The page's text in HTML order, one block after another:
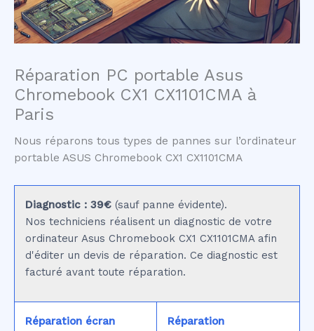
Réparation PC portable Asus
Chromebook CX1 CX1101CMA à
Paris
Nous réparons tous types de pannes sur l’ordinateur
portable ASUS Chromebook CX1 CX1101CMA
Diagnostic : 39€ (sauf panne évidente).
Nos techniciens réalisent un diagnostic de votre
ordinateur Asus Chromebook CX1 CX1101CMA afin
d'éditer un devis de réparation. Ce diagnostic est
facturé avant toute réparation.
Réparation écran
Réparation